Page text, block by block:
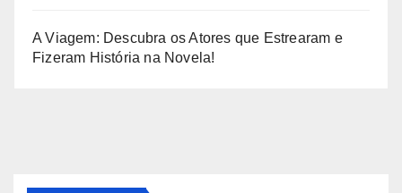
A Viagem: Descubra os Atores que Estrearam e
Fizeram História na Novela!